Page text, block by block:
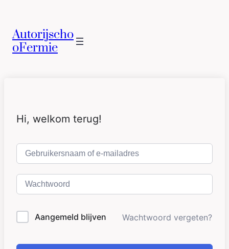
Autorijscho
oFermie
Hi, welkom terug!
Aangemeld blijven Wachtwoord vergeten?